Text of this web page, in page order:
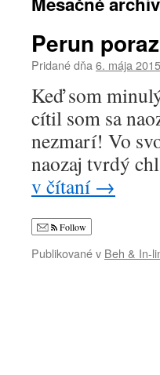
Perun
Pridané dňa 6. mája 2015
Keď som
cítil som sa
nezmarí! Vo
naozaj tvrdý
v čítaní →
Follow
Publikované v Beh & In-